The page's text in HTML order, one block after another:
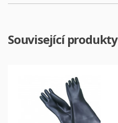
Související produkty